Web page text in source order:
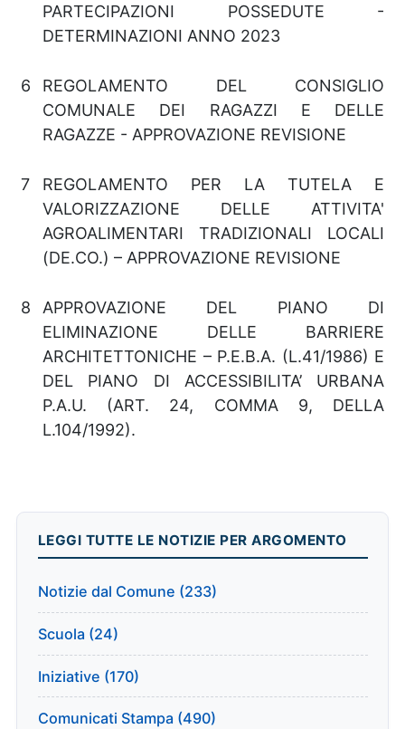
PARTECIPAZIONI POSSEDUTE -
DETERMINAZIONI ANNO 2023
6
REGOLAMENTO DEL CONSIGLIO
COMUNALE DEI RAGAZZI E DELLE
RAGAZZE - APPROVAZIONE REVISIONE
7
REGOLAMENTO PER LA TUTELA E
VALORIZZAZIONE DELLE ATTIVITA'
AGROALIMENTARI TRADIZIONALI LOCALI
(DE.CO.) – APPROVAZIONE REVISIONE
8
APPROVAZIONE DEL PIANO DI
ELIMINAZIONE DELLE BARRIERE
ARCHITETTONICHE – P.E.B.A. (L.41/1986) E
DEL PIANO DI ACCESSIBILITA’ URBANA
P.A.U. (ART. 24, COMMA 9, DELLA
L.104/1992).
LEGGI TUTTE LE NOTIZIE PER ARGOMENTO
Notizie dal Comune (233)
Scuola (24)
Iniziative (170)
Comunicati Stampa (490)